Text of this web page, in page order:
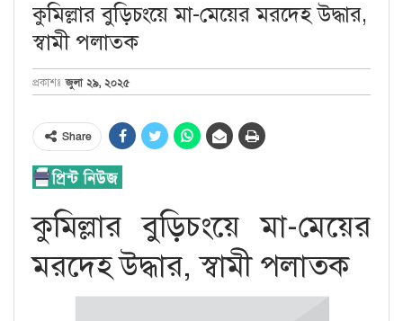
কুমিল্লার বুড়িচংয়ে মা-মেয়ের মরদেহ উদ্ধার,
স্বামী পলাতক
প্রকাশঃ জুলা ২৯, ২০২৫
Share
কুমিল্লার বুড়িচংয়ে মা-মেয়ের
মরদেহ উদ্ধার, স্বামী পলাতক